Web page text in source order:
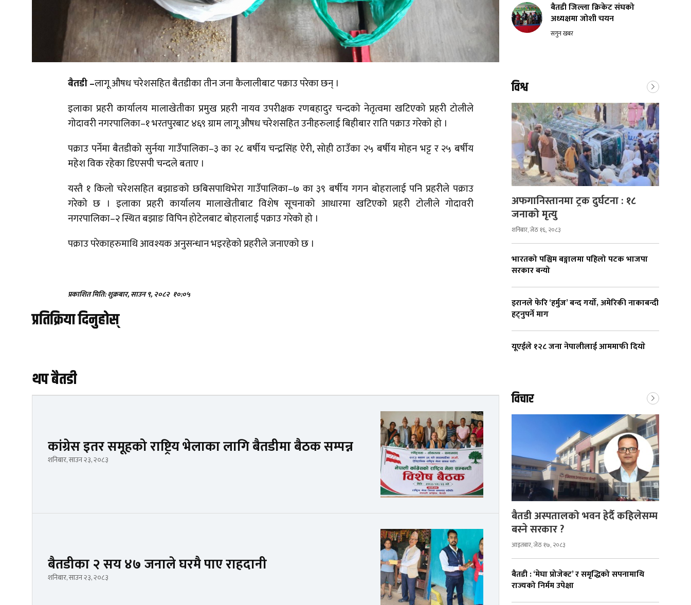
बैतडी –लागू औषध चरेशसहित बैतडीका तीन जना कैलालीबाट पक्राउ परेका छन् ।
इलाका प्रहरी कार्यालय मालाखेतीका प्रमुख प्रहरी नायव उपरीक्षक रणबहादुर चन्दको नेतृत्वमा खटिएको प्रहरी टोलीले
गोदावरी नगरपालिका–१ भरतपुरबाट ४६९ ग्राम लागू औषध चरेशसहित उनीहरुलाई बिहीबार राति पक्राउ गरेको हो ।
पक्राउ पर्नेमा बैतडीको सुर्नया गाउँपालिका–३ का २८ बर्षीय चन्द्रसिंह ऐरी, सोही ठाउँका २५ बर्षीय मोहन भट्ट र २५ बर्षीय
महेश विक रहेका डिएसपी चन्दले बताए ।
यस्तै १ किलो चरेशसहित बझाङको छबिसपाथिभेरा गाउँपालिका–७ का ३९ बर्षीय गगन बोहरालाई पनि प्रहरीले पक्राउ
गरेको छ । इलाका प्रहरी कार्यालय मालाखेतीबाट विशेष सूचनाको आधारमा खटिएको प्रहरी टोलीले गोदावरी
नगरपालिका–२ स्थित बझाङ विपिन होटेलबाट बोहरालाई पक्राउ गरेको हो ।
पक्राउ परेकाहरुमाथि आवश्यक अनुसन्धान भइरहेको प्रहरीले जनाएको छ ।
प्रकाशित मिति: शुक्रबार, साउन ९, २०८२ १०:०५
प्रतिक्रिया दिनुहोस्
थप बैतडी
कांग्रेस इतर समूहको राष्ट्रिय भेलाका लागि बैतडीमा बैठक सम्पन्न
शनिबार, साउन २३, २०८३
बैतडीका २ सय ४७ जनाले घरमै पाए राहदानी
शनिबार, साउन २३, २०८३
बैतडी जिल्ला क्रिकेट संघको
अध्यक्षमा जोशी चयन
सगुन खबर
विश्व
अफगानिस्तानमा ट्रक दुर्घटना : १८
जनाको मृत्यु
शनिबार, जेठ १६, २०८३
भारतको पश्चिम बङ्गालमा पहिलो पटक भाजपा
सरकार बन्यो
इरानले फेरि ‘हर्मुज’ बन्द गर्यो, अमेरिकी नाकाबन्दी
हट्नुपर्ने माग
यूएईले १२८ जना नेपालीलाई आममाफी दियाे
विचार
बैतडी अस्पतालको भवन हेर्दै कहिलेसम्म
बस्ने सरकार ?
आइतबार, जेठ १७, २०८३
बैतडी : ‘मेघा प्रोजेक्ट’ र समृद्धिको सपनामाथि
राज्यको निर्मम उपेक्षा